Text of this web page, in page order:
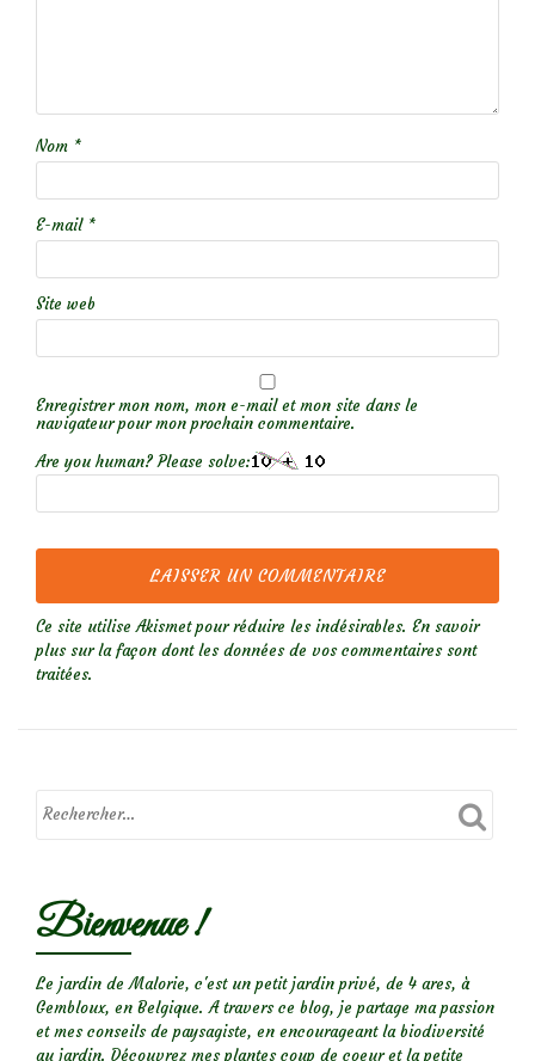
Nom *
E-mail *
Site web
Enregistrer mon nom, mon e-mail et mon site dans le
navigateur pour mon prochain commentaire.
Are you human? Please solve:
Ce site utilise Akismet pour réduire les indésirables. En savoir
plus sur la façon dont les données de vos commentaires sont
traitées.
Bienvenue !
Le jardin de Malorie, c'est un petit jardin privé, de 4 ares, à
Gembloux, en Belgique. A travers ce blog, je partage ma passion
et mes conseils de paysagiste, en encourageant la biodiversité
au jardin. Découvrez mes plantes coup de coeur et la petite